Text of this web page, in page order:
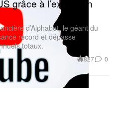
grâce à l’explosion
d’Alphabet, le géant du
record et dépasse
totaux.
827 0